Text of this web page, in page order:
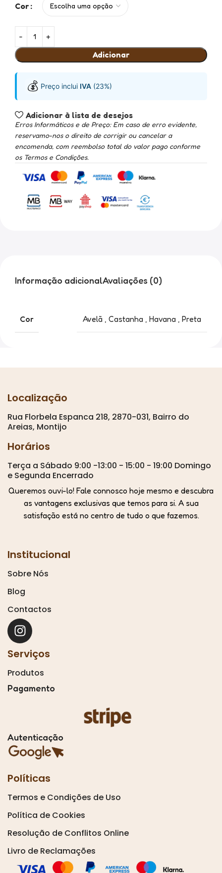
Cor
Adicionar
💰 Preço inclui IVA (23%)
Adicionar à lista de desejos
Erros Informáticos e de Preço: Em caso de erro evidente,
reservamo-nos o direito de corrigir ou cancelar a
encomenda, com reembolso total do valor pago conforme
os Termos e Condições.
Informação adicionalAvaliações (0)
Cor Avelã , Castanha , Havana , Preta
Localização
Rua Florbela Espanca 218, 2870-031, Bairro do
Areias, Montijo
Horários
Terça a Sábado 9:00 -13:00 - 15:00 - 19:00 Domingo
e Segunda Encerrado
Queremos ouvi-lo! Fale connosco hoje mesmo e descubra
as vantagens exclusivas que temos para si. A sua
satisfação está no centro de tudo o que fazemos.
Institucional
Sobre Nós
Blog
Contactos
Serviços
Produtos
Pagamento
Autenticação
Políticas
Termos e Condições de Uso
Política de Cookies
Resolução de Conflitos Online
Livro de Reclamações